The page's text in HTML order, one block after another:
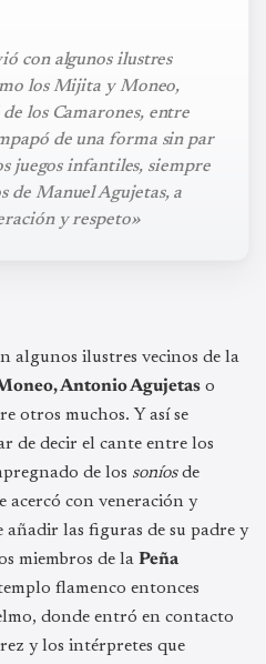
con algunos ilustres
los Mijita y Moneo,
los Camarones, entre
de una forma sin par
juegos infantiles, siempre
de Manuel Agujetas, a
y respeto»
algunos ilustres vecinos de la
Antonio Agujetas o
otros muchos. Y así se
de decir el cante entre los
de los soníosde
acercó con veneración y
añadir las figuras de su padre y
miembros de la Peña
flamenco entonces
donde entró en contacto
y los intérpretes que